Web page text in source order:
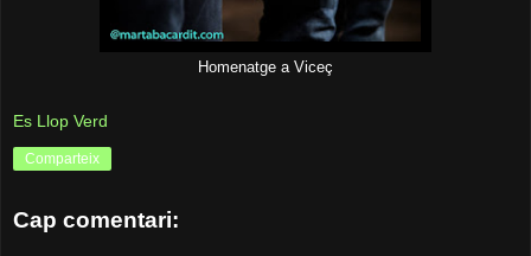
Homenatge a Viceç
Es Llop Verd
Comparteix
Cap comentari: